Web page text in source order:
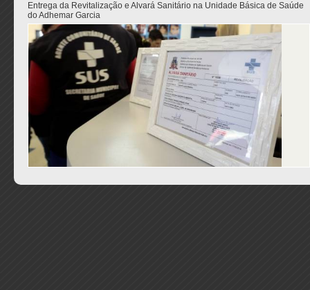
Entrega da Revitalização e Alvará Sanitário na Unidade Básica de Saúde
do Adhemar Garcia